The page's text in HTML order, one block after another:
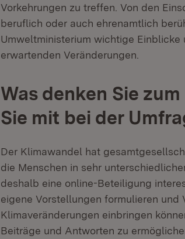
Vorkehrungen zu treffen. Von den
beruflich oder auch ehrenamtlich
Umweltministerium wichtige Einblicke
erwartenden Veränderungen.
Was denken Sie
Sie mit bei der
Der Klimawandel hat
die Menschen in sehr
deshalb eine online-Beteiligung
eigene Vorstellungen formulieren und
Klimaveränderungen einbringen
Beiträge und Antworten zu